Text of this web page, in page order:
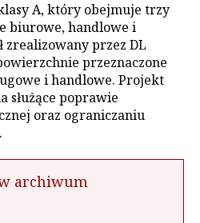
A, który obejmuje trzy
biurowe, handlowe i
zrealizowany przez DL
przeznaczone
i handlowe. Projekt
służące poprawie
oraz ograniczaniu
archiwum